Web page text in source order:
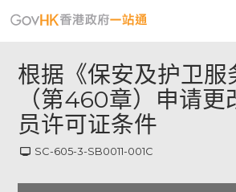
根据《保安及护卫服
（第460章）申请更
员许可证条件
SC-605-3-SB0011-001C